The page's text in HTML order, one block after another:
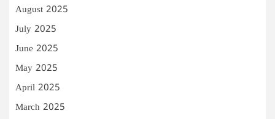
August 2025
July 2025
June 2025
May 2025
April 2025
March 2025